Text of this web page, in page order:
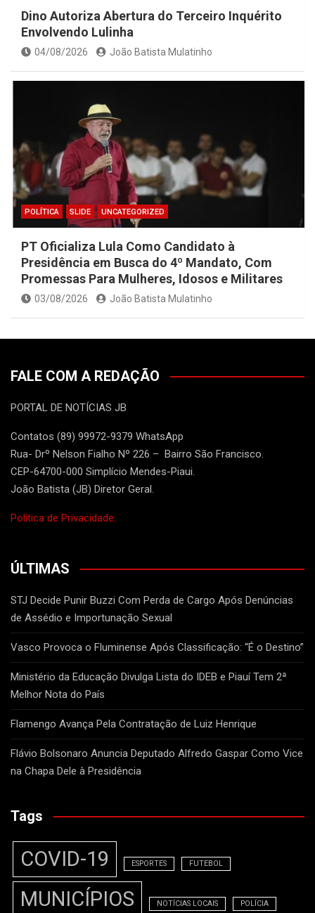
Dino Autoriza Abertura do Terceiro Inquérito
Envolvendo Lulinha
04/08/2026 João Batista Mulatinho
POLÍTICA SLIDE UNCATEGORIZED
PT Oficializa Lula Como Candidato à
Presidência em Busca do 4º Mandato, Com
Promessas Para Mulheres, Idosos e Militares
03/08/2026 João Batista Mulatinho
FALE COM A REDAÇÃO
PORTAL DE NOTÍCIAS JB
Contatos (89) 99972-9379 WhatsApp
Rua- Drº Nelson Fialho Nº 226 – Bairro São Francisco.
CEP-64700-000 Simplício Mendes-Piaui.
João Batista (JB) Diretor Geral.
Política de Privacidade.
ÚLTIMAS
STJ Decide Punir Buzzi Com Perda de Cargo Após Denúncias
de Assédio e Importunação Sexual
Vasco Provoca o Fluminense Após Classificação: “É o Destino”
Ministério da Educação Divulga Lista do IDEB e Piauí Tem 2ª
Melhor Nota do País
Flamengo Avança Pela Contratação de Luiz Henrique
Flávio Bolsonaro Anuncia Deputado Alfredo Gaspar Como Vice
na Chapa Dele à Presidência
Tags
COVID-19 ESPORTES FUTEBOL
MUNICÍPIOS NOTÍCIAS LOCAIS POLÍCIA